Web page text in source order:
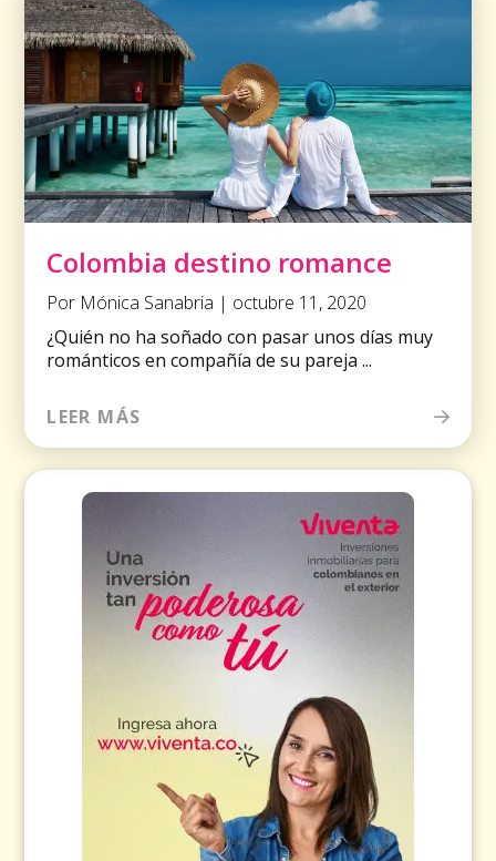
Colombia destino romance
Por Mónica Sanabria | octubre 11, 2020
¿Quién no ha soñado con pasar unos días muy
románticos en compañía de su pareja ...
LEER MÁS